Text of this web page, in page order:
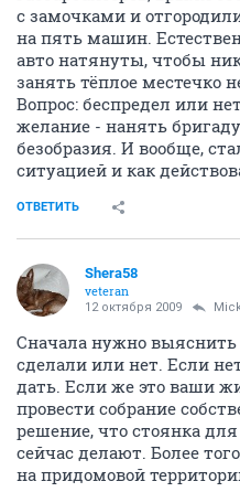
с замочками и
на пять машин.
авто натянуты, чтобы
занять тёплое местечко
Вопрос: беспредел или
желание - нанять
безобразия. И вообще,
ситуацией и как
ОТВЕТИТЬ
Shera58
veteran
12 октября 2009
Сначала нужно
сделали или нет. Если
дать. Если же это ваши
провести собрание
решение, что стоянка
сейчас делают. Более
на придомовой